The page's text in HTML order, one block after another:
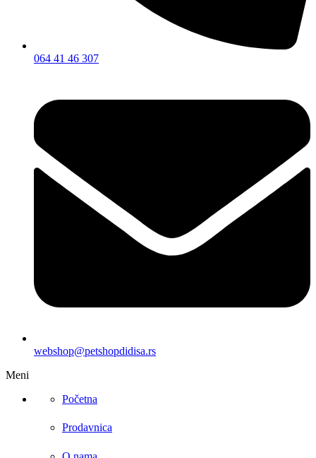
064 41 46 307
webshop@petshopdidisa.rs
Meni
Početna
Prodavnica